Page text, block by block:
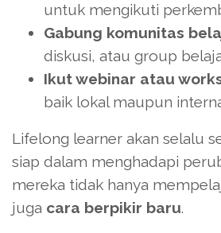
untuk mengikuti
Gabung komunitas
diskusi, atau group
Ikut webinar atau
baik lokal maupun
Lifelong learner akan selalu
siap dalam menghadapi
mereka tidak hanya
juga cara berpikir baru.